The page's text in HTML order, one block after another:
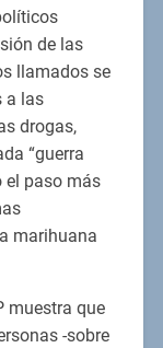
de las
llamados se
a las
drogas,
“guerra
el paso más
marihuana
muestra que
-sobre